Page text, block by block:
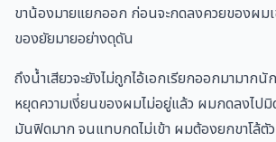
ขาน้องมายแยกออก ก่อนจะกดลงควยของผม
ของยัยมายอย่างดุดัน
ถึงน้ำเสียวจะยังไม่ถูกไอ้เอกเรียกออกมามาก
หยุดความเงี่ยนของผมไม่อยู่แล้ว ผมกดลงไป
มันฟิดมาก จนแทบกดไม่เข้า ผมต้องยกขาโล้ตั